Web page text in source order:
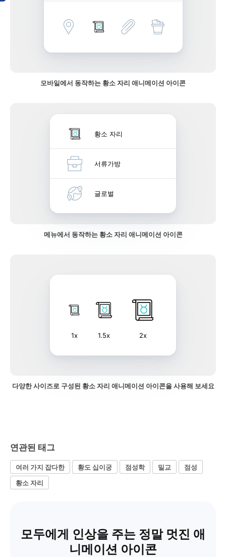
모바일에서 동작하는 황소 자리 애니메이션 아이콘
황소 자리
서류가방
글로벌
메뉴에서 동작하는 황소 자리 애니메이션 아이콘
1x 1.5x 2x
다양한 사이즈로 구성된 황소 자리 애니메이션 아이콘을 사용해 보세요
연관된 태그
여러 가지 잡다한 황도 십이궁 점성학 밀교
점성
황소 자리
모두에게 인상을 주는 정말 멋진 애
니메이션 아이콘